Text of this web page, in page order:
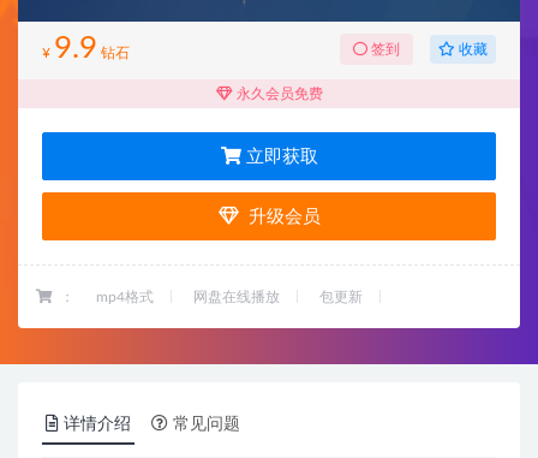
¥ 9.9 钻石 签到 收藏
永久会员免费
立即获取
升级会员
： mp4格式 网盘在线播放 包更新
详情介绍 常见问题